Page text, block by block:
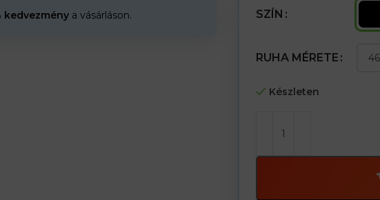
kedvezmény a vásárláson. SZÍN
RUHA MÉRETE
Készleten